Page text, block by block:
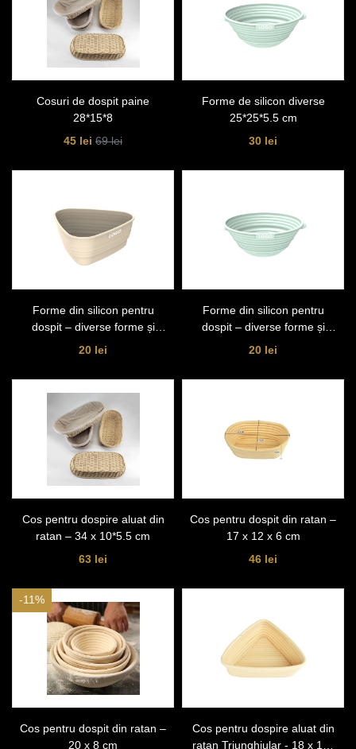
Cosuri de dospit paine
28*15*8
45 lei 69 lei
Forme de silicon diverse
25*25*5.5 cm
30 lei
Forme din silicon pentru
dospit – diverse forme și
dimensiuni
20 lei
Forme din silicon pentru
dospit – diverse forme și
dimensiuni 12.5cm*6cm
20 lei
Cos pentru dospire aluat din
ratan – 34 x 10*5.5 cm
63 lei
Cos pentru dospit din ratan –
17 x 12 x 6 cm
46 lei
-11%
Cos pentru dospit din ratan –
20 x 8 cm
Cos pentru dospire aluat din
ratan Triunghiular - 18 x 18x